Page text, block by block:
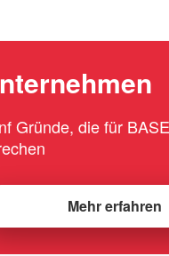
Gründe, die für
Mehr erfahren